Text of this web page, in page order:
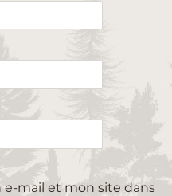
mail et mon site dans